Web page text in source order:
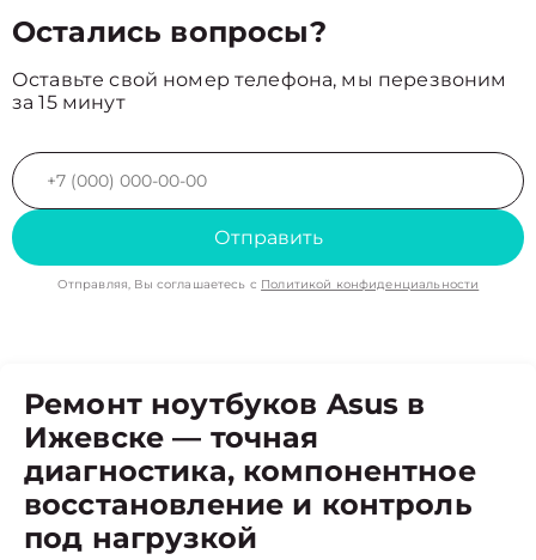
Остались вопросы?
Оставьте свой номер телефона, мы перезвоним
за 15 минут
Отправить
Отправляя, Вы соглашаетесь с Политикой конфиденциальности
Ремонт ноутбуков Asus в
Ижевске — точная
диагностика, компонентное
восстановление и контроль
под нагрузкой